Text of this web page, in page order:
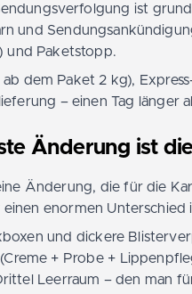
ist
und
und Paketstopp.
dem Paket 2 kg),
– einen Tag länger
Änderung ist
Änderung, die für die
enormen
und dickere
+ Probe +
Leerraum – den man